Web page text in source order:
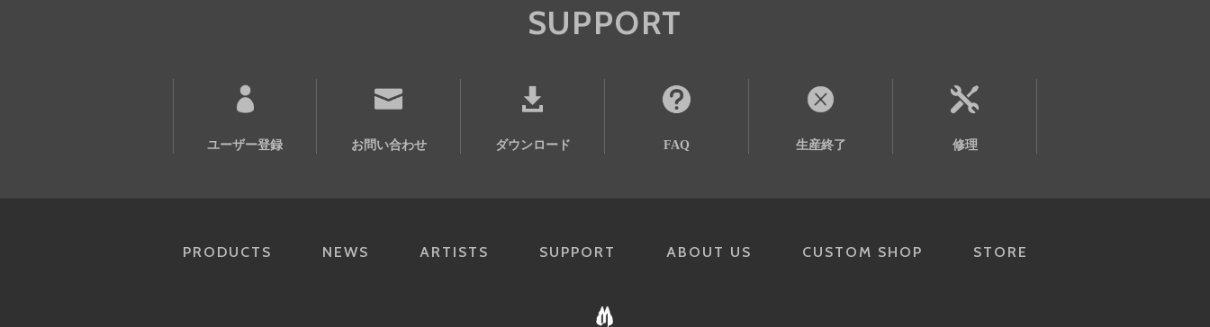
SUPPORT
ユーザー登録 お問い合わせ ダウンロード FAQ 生産終了 修理
PRODUCTS NEWS ARTISTS SUPPORT ABOUT US CUSTOM SHOP STORE